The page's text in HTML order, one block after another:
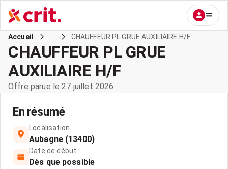
Accueil CHAUFFEUR PL GRUE AUXILIAIRE H/F
CHAUFFEUR PL GRUE
AUXILIAIRE H/F
Offre parue le 27 juillet 2026
En résumé
Localisation
Aubagne (13400)
Date de début
Dès que possible